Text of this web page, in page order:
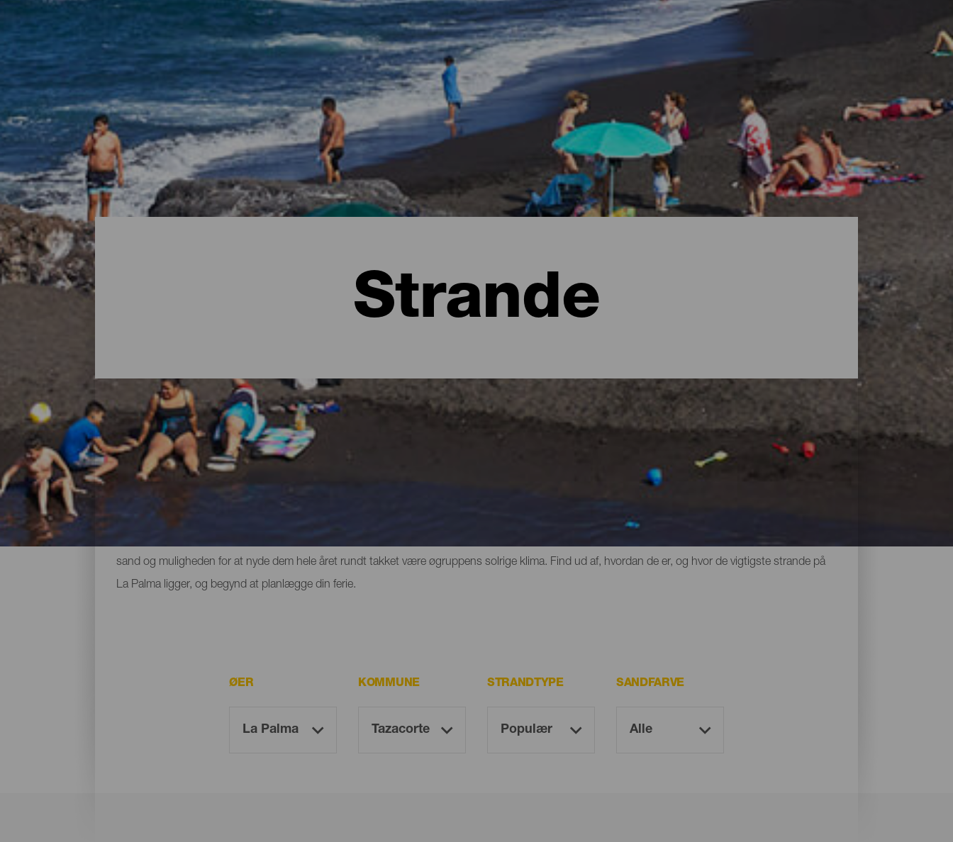
Strande
Alle strandene på La Palma
øens natur byder også på overraskelser i form af strande. Der er bystrande med alle faciliteter, strande med en stor udstrækning, hvor du kan finde din
sand og muligheden for at nyde dem hele året rundt takket være øgruppens solrige klima. Find ud af, hvordan de er, og hvor de vigtigste strande på
La Palma ligger, og begynd at planlægge din ferie.
ØER KOMMUNE STRANDTYPE SANDFARVE